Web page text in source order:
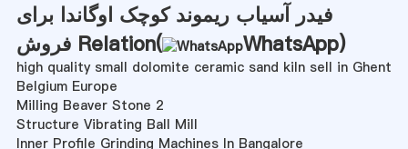
فیدر آسیاب ریموند کوچک اوگاندا برای
فروش Relation(
WhatsApp)
high quality small dolomite ceramic sand kiln sell in Ghent
Belgium Europe
Milling Beaver Stone 2
Structure Vibrating Ball Mill
Inner Profile Grinding Machines In Bangalore